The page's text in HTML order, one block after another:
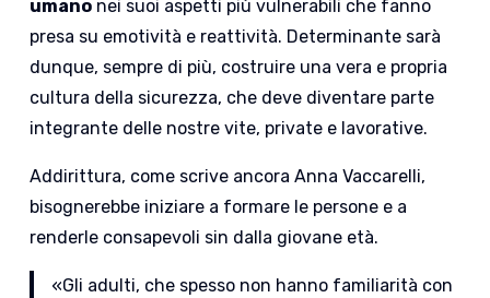
umano nei suoi aspetti più vulnerabili che fanno
presa su emotività e reattività. Determinante sarà
dunque, sempre di più, costruire una vera e propria
cultura della sicurezza, che deve diventare parte
integrante delle nostre vite, private e lavorative.
Addirittura, come scrive ancora Anna Vaccarelli,
bisognerebbe iniziare a formare le persone e a
renderle consapevoli sin dalla giovane età.
«Gli adulti, che spesso non hanno familiarità con